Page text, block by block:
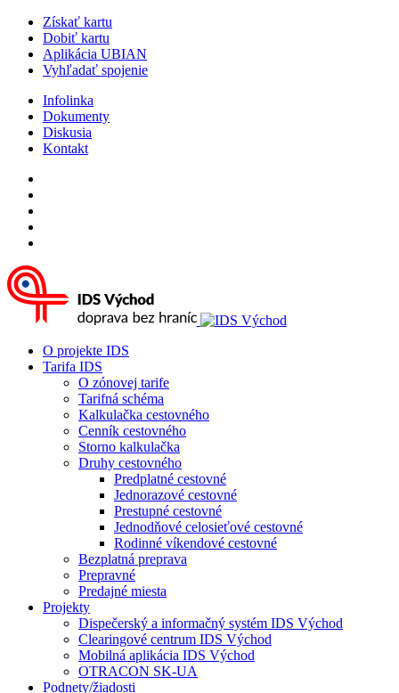
Získať kartu
Dobiť kartu
Aplikácia UBIAN
Vyhľadať spojenie
Infolinka
Dokumenty
Diskusia
Kontakt
O projekte IDS
Tarifa IDS
O zónovej tarife
Tarifná schéma
Kalkulačka cestovného
Cenník cestovného
Storno kalkulačka
Druhy cestovného
Predplatné cestovné
Jednorazové cestovné
Prestupné cestovné
Jednodňové celosieťové cestovné
Rodinné víkendové cestovné
Bezplatná preprava
Prepravné
Predajné miesta
Projekty
Dispečerský a informačný systém IDS Východ
Clearingové centrum IDS Východ
Mobilná aplikácia IDS Východ
OTRACON SK-UA
Podnety/žiadosti